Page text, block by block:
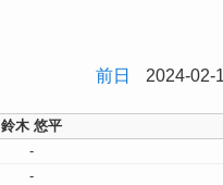
前日 2024-02-
鈴木 悠平
-
-